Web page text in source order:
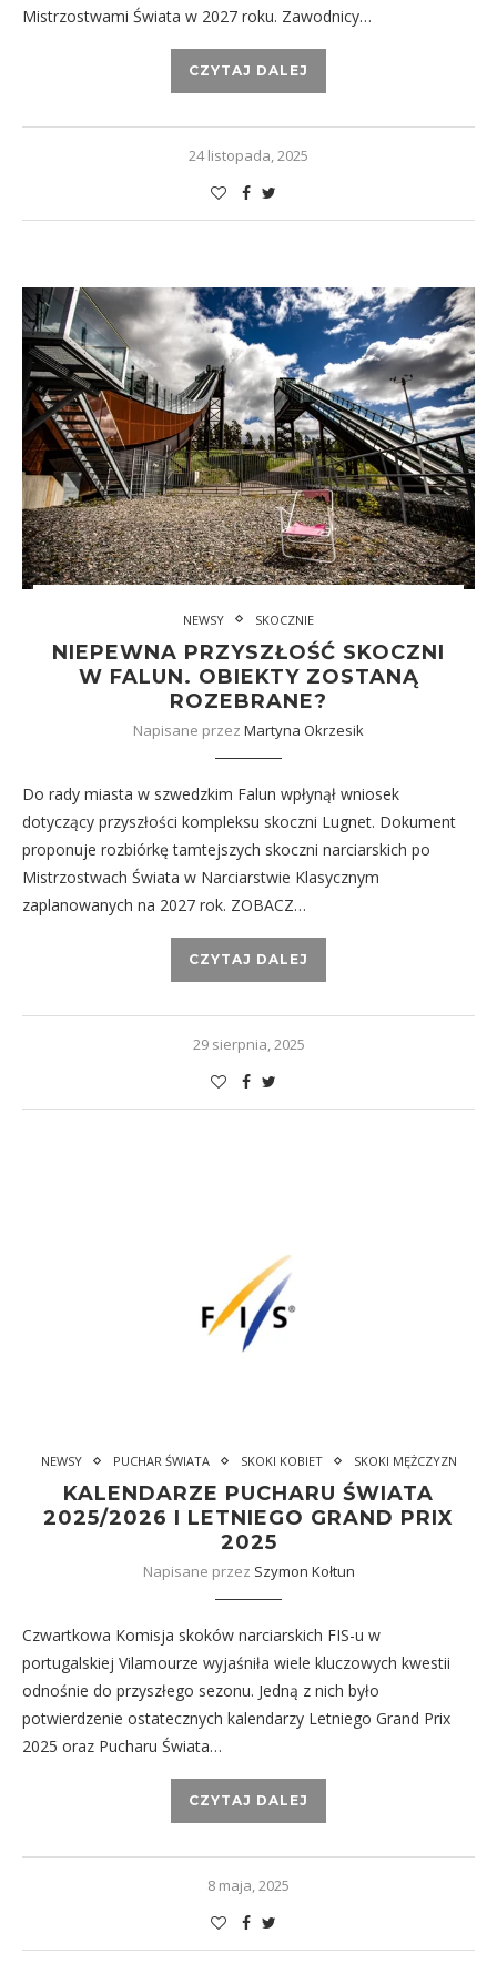
Mistrzostwami Świata w 2027 roku. Zawodnicy…
CZYTAJ DALEJ
24 listopada, 2025
NEWSY SKOCZNIE
NIEPEWNA PRZYSZŁOŚĆ SKOCZNI
W FALUN. OBIEKTY ZOSTANĄ
ROZEBRANE?
Napisane przez Martyna Okrzesik
Do rady miasta w szwedzkim Falun wpłynął wniosek
dotyczący przyszłości kompleksu skoczni Lugnet. Dokument
proponuje rozbiórkę tamtejszych skoczni narciarskich po
Mistrzostwach Świata w Narciarstwie Klasycznym
zaplanowanych na 2027 rok. ZOBACZ…
CZYTAJ DALEJ
29 sierpnia, 2025
NEWSY PUCHAR ŚWIATA SKOKI KOBIET SKOKI MĘŻCZYZN
KALENDARZE PUCHARU ŚWIATA
2025/2026 I LETNIEGO GRAND PRIX
2025
Napisane przez Szymon Kołtun
Czwartkowa Komisja skoków narciarskich FIS-u w
portugalskiej Vilamourze wyjaśniła wiele kluczowych kwestii
odnośnie do przyszłego sezonu. Jedną z nich było
potwierdzenie ostatecznych kalendarzy Letniego Grand Prix
2025 oraz Pucharu Świata…
CZYTAJ DALEJ
8 maja, 2025